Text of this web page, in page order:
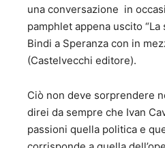
una conversazione in
pamphlet appena uscito
Bindi a Speranza con in
(Castelvecchi editore).
Ciò non deve sorprendere
direi da sempre che Ivan
passioni quella politica e